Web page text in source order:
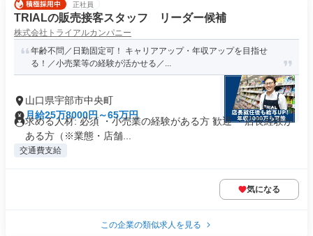
正社員
TRIALの販売接客スタッフ リーダー候補
株式会社トライアルカンパニー
年齢不問／日勤固定可！ キャリアアップ・年収アップを目指せ
る！／小売業等の経験が活かせる／...
山口県宇部市中央町
月給25万8000円～65万円
求める人材: 必須 ・小売業の経験がある方 歓迎 ・店長経験が
ある方（※業態・店舗...
交通費支給
気になる
この企業の類似求人を見る